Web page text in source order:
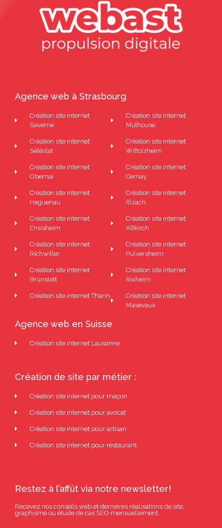
Agence web à Strasbourg
Création site internet
Saverne
Création site internet
Séléstat
Création site internet
Obernai
Création site internet
Haguenau
Création site internet
Ensisheim
Création site internet
Richwiller
Création site internet
Brunstatt
Création site internet Thann
Création site internet
Mulhouse
Création site internet
Wittolsheim
Création site internet
Cernay
Création site internet
Illzach
Création site internet
Altkirch
Création site internet
Pulversheim
Création site internet
Rixheim
Création site internet
Masevaux
Agence web en Suisse
Création site internet Lausanne
Création de site par métier :
Création site internet pour maçon
Création site internet pour avocat
Création site internet pour artisan
Création site internet pour restaurant
Restez à l’affût via notre newsletter!
Recevez nos conseils web et dernières réalisations de site,
graphisme ou étude de cas SEO mensuellement.